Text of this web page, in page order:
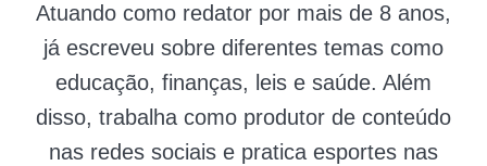
Atuando como redator por mais de 8 anos,
já escreveu sobre diferentes temas como
educação, finanças, leis e saúde. Além
disso, trabalha como produtor de conteúdo
nas redes sociais e pratica esportes nas